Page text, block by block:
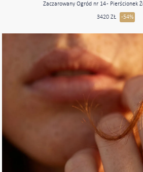
Zaczarowany Ogród nr 14 - Pierścionek
3420 ZŁ -54%